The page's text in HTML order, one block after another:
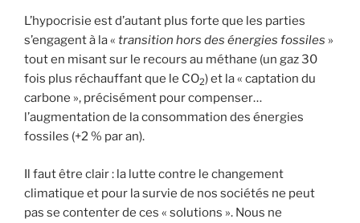
L’hypocrisie est d’autant plus forte que les parties
s’engagent à la « transition hors des énergies fossiles »
tout en misant sur le recours au méthane (un gaz 30
fois plus réchauffant que le CO2) et la « captation du
carbone », précisément pour compenser…
l’augmentation de la consommation des énergies
fossiles (+2 % par an).
Il faut être clair : la lutte contre le changement
climatique et pour la survie de nos sociétés ne peut
pas se contenter de ces « solutions ». Nous ne